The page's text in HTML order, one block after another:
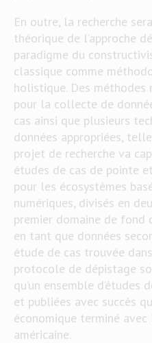
En outre, la recherche
théorique de l’approche
paradigme du
classique comme
holistique. Des
pour la collecte de
cas ainsi que plusieurs
données appropriées,
projet de recherche va
études de cas de pointe
pour les écosystèmes
numériques, divisés en
premier domaine de
en tant que données
étude de cas trouvée
protocole de dépistage
qu’un ensemble d’études
et publiées avec succès
économique terminé
américaine.